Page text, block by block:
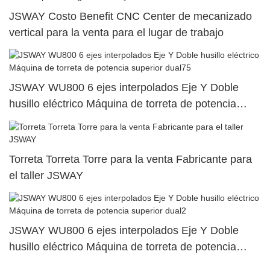
JSWAY Costo Benefit CNC Center de mecanizado
vertical para la venta para el lugar de trabajo
JSWAY WU800 6 ejes interpolados Eje Y Doble
husillo eléctrico Máquina de torreta de potencia
superior dual75
Torreta Torreta Torre para la venta Fabricante para
el taller JSWAY
JSWAY WU800 6 ejes interpolados Eje Y Doble
husillo eléctrico Máquina de torreta de potencia